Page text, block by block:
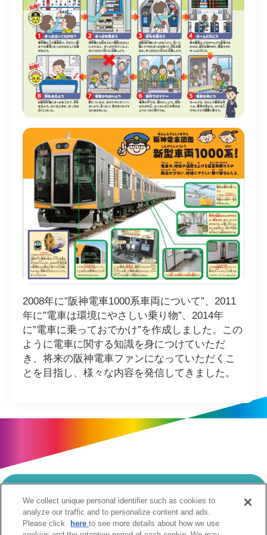
2008年に”阪神電車1000系車両について”、2011
年に”電車は環境にやさしい乗り物”、2014年
に”電車に乗っておでかけ”を作成しました。この
ように電車に関する知識を身につけていただ
き、将来の阪神電車ファンになっていただくこ
とを目指し、様々な内容を発信してきました。
当サイトのご利用にあたって
個人情報の取扱いについて
Cookie設定について
We collect unique personal identifier such as cookies to
analyze our traffic and to personalize content and ads.
Please click
hereto see more details about how we use